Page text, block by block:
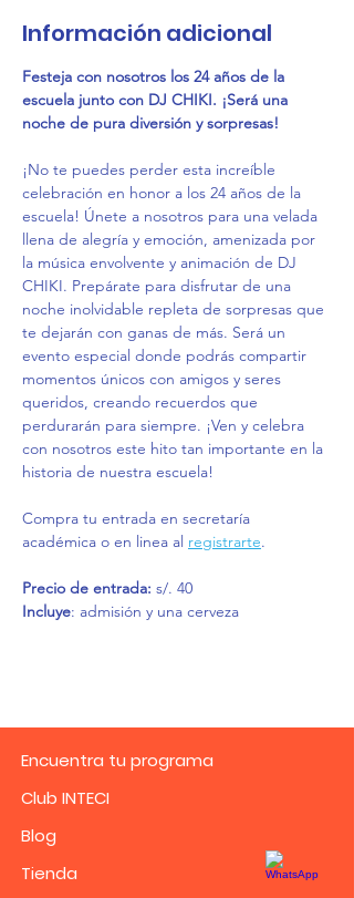
Información adicional
Festeja con nosotros los 24 años de la
escuela junto con DJ CHIKI. ¡Será una
noche de pura diversión y sorpresas!
¡No te puedes perder esta increíble
celebración en honor a los 24 años de la
escuela! Únete a nosotros para una velada
llena de alegría y emoción, amenizada por
la música envolvente y animación de DJ
CHIKI. Prepárate para disfrutar de una
noche inolvidable repleta de sorpresas que
te dejarán con ganas de más. Será un
evento especial donde podrás compartir
momentos únicos con amigos y seres
queridos, creando recuerdos que
perdurarán para siempre. ¡Ven y celebra
con nosotros este hito tan importante en la
historia de nuestra escuela!
Compra tu entrada en secretaría
académica o en linea al registrarte.
Precio de entrada: s/. 40
Incluye: admisión y una cerveza
Encuentra tu programa
Club INTECI
Blog
Tienda